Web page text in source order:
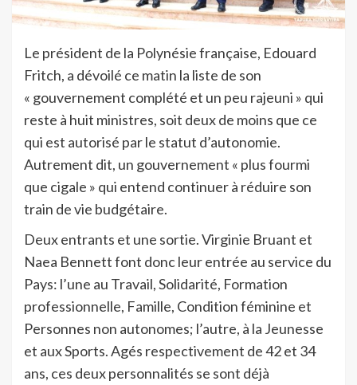
Le président de la Polynésie française, Edouard
Fritch, a dévoilé ce matin la liste de son
« gouvernement complété et un peu rajeuni » qui
reste à huit ministres, soit deux de moins que ce
qui est autorisé par le statut d’autonomie.
Autrement dit, un gouvernement « plus fourmi
que cigale » qui entend continuer à réduire son
train de vie budgétaire.
Deux entrants et une sortie. Virginie Bruant et
Naea Bennett font donc leur entrée au service du
Pays: l’une au Travail, Solidarité, Formation
professionnelle, Famille, Condition féminine et
Personnes non autonomes; l’autre, à la Jeunesse
et aux Sports. Agés respectivement de 42 et 34
ans, ces deux personnalités se sont déjà